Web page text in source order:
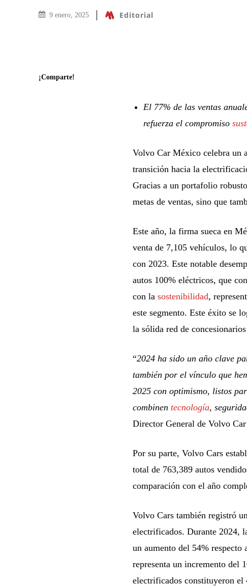
9 enero, 2025 Editorial
¡Comparte!
El 77% de las ventas
refuerza el compromiso
Volvo Car México celebra un
transición hacia la
Gracias a un portafolio
metas de ventas, sino que
Este año, la firma sueca en
venta de 7,105 vehículos, lo
con 2023. Este notable
autos 100% eléctricos, que
con la sostenibilidad,
este segmento. Este éxito se
la sólida red de
“2024 ha sido un año clave
también por el vínculo que
2025 con optimismo, listos
combinen tecnología,
Director General de Volvo
Por su parte, Volvo Cars
total de 763,389 autos
comparación con el año
Volvo Cars también registró
electrificados. Durante 2024,
un aumento del 54%
representa un incremento del
electrificados constituyeron